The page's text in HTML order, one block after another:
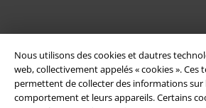
Nous utilisons des cookies et dautres
web, collectivement appelés « cookies ». Ces
permettent de collecter des informations sur
comportement et leurs appareils. Certains
Téléchargez la nouvelle Appli large
ses avantages et de toutes ses